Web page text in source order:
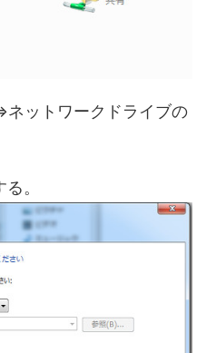
ットワークドライブの
。